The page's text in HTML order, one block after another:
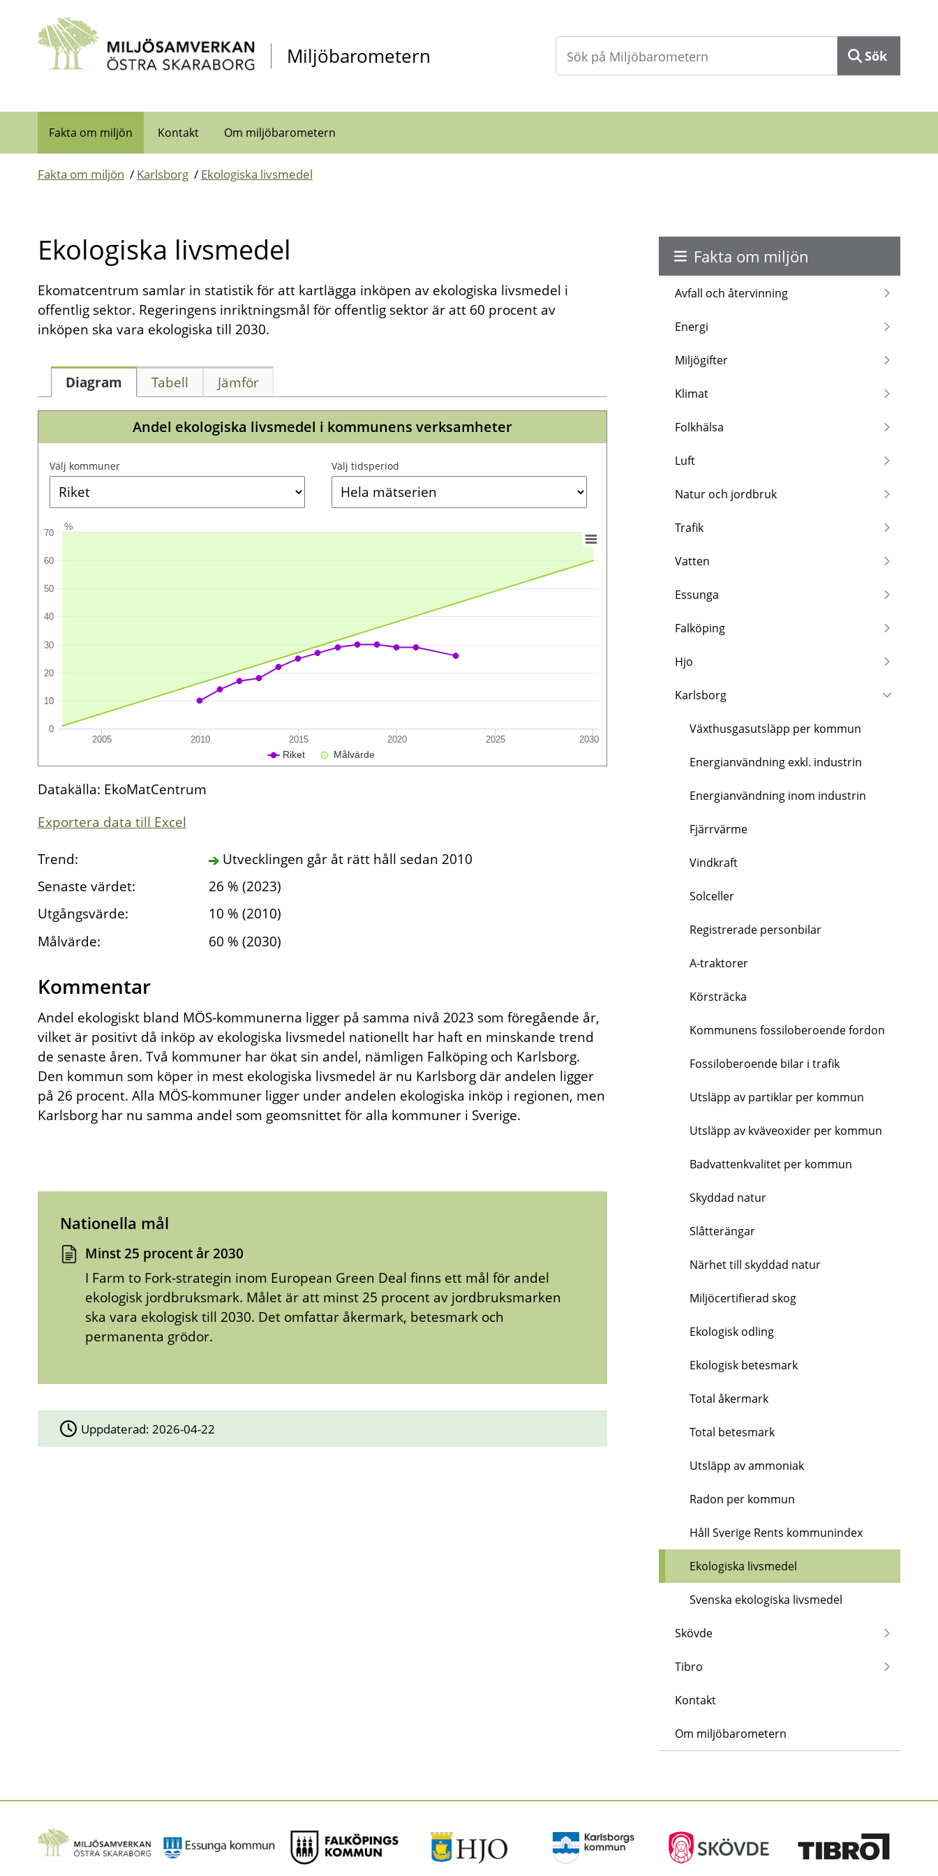
Miljöbarometern Sök
Fakta om miljön Kontakt Om miljöbarometern
Fakta om miljön / Karlsborg / Ekologiska livsmedel
Ekologiska livsmedel
Ekomatcentrum samlar in statistik för att kartlägga inköpen av ekologiska livsmedel i
offentlig sektor. Regeringens inriktningsmål för offentlig sektor är att 60 procent av
inköpen ska vara ekologiska till 2030.
Diagram Tabell Jämför
Andel ekologiska livsmedel i kommunens verksamheter
Välj kommuner Välj tidsperiod
%
Riket Målvärde
2010 2020
2005 2015 2025 2030
0
10
20
30
40
50
60
70
Datakälla: EkoMatCentrum
Exportera data till Excel
Trend:
Utvecklingen går åt rätt håll sedan 2010
Senaste värdet:
26 % (2023)
Utgångsvärde:
10 % (2010)
Målvärde:
60 % (2030)
Kommentar
Andel ekologiskt bland MÖS-kommunerna ligger på samma nivå 2023 som föregående år,
vilket är positivt då inköp av ekologiska livsmedel nationellt har haft en minskande trend
de senaste åren. Två kommuner har ökat sin andel, nämligen Falköping och Karlsborg.
Den kommun som köper in mest ekologiska livsmedel är nu Karlsborg där andelen ligger
på 26 procent. Alla MÖS-kommuner ligger under andelen ekologiska inköp i regionen, men
Karlsborg har nu samma andel som geomsnittet för alla kommuner i Sverige.
Nationella mål
Minst 25 procent år 2030
I Farm to Fork-strategin inom European Green Deal finns ett mål för andel
ekologisk jordbruksmark. Målet är att minst 25 procent av jordbruksmarken
ska vara ekologisk till 2030. Det omfattar åkermark, betesmark och
permanenta grödor.
Uppdaterad:2026-04-22
Fakta om miljön
Avfall och återvinning
Energi
Miljögifter
Klimat
Folkhälsa
Luft
Natur och jordbruk
Trafik
Vatten
Essunga
Falköping
Hjo
Karlsborg
Växthusgasutsläpp per kommun
Energianvändning exkl. industrin
Energianvändning inom industrin
Fjärrvärme
Vindkraft
Solceller
Registrerade personbilar
A-traktorer
Körsträcka
Kommunens fossiloberoende fordon
Fossiloberoende bilar i trafik
Utsläpp av partiklar per kommun
Utsläpp av kväveoxider per kommun
Badvattenkvalitet per kommun
Skyddad natur
Slåtterängar
Närhet till skyddad natur
Miljöcertifierad skog
Ekologisk odling
Ekologisk betesmark
Total åkermark
Total betesmark
Utsläpp av ammoniak
Radon per kommun
Håll Sverige Rents kommunindex
Ekologiska livsmedel
Svenska ekologiska livsmedel
Skövde
Tibro
Kontakt
Om miljöbarometern